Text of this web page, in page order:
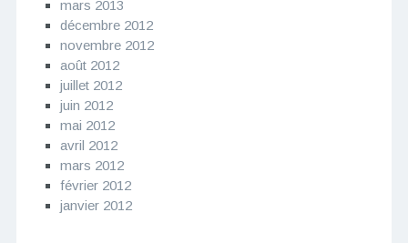
mars 2013
décembre 2012
novembre 2012
août 2012
juillet 2012
juin 2012
mai 2012
avril 2012
mars 2012
février 2012
janvier 2012